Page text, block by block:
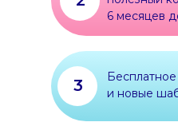
3
и новые
6 месяцев